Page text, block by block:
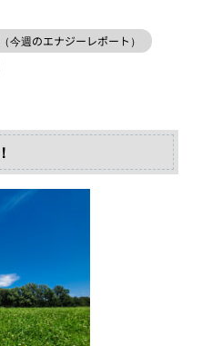
今週のエナジーレポート）